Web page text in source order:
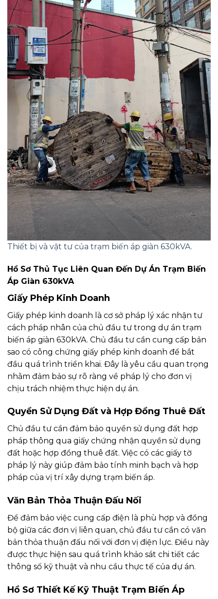
Thiết bị và vật tư của trạm biến áp giàn 630kVA.
Hồ Sơ Thủ Tục Liên Quan Đến Dự Án Trạm Biến
Áp Giàn 630kVA
Giấy Phép Kinh Doanh
Giấy phép kinh doanh là cơ sở pháp lý xác nhận tư
cách pháp nhân của chủ đầu tư trong dự án trạm
biến áp giàn 630kVA. Chủ đầu tư cần cung cấp bản
sao có công chứng giấy phép kinh doanh để bắt
đầu quá trình triển khai. Đây là yêu cầu quan trọng
nhằm đảm bảo sự rõ ràng về pháp lý cho đơn vị
chịu trách nhiệm thực hiện dự án.
Quyền Sử Dụng Đất và Hợp Đồng Thuê Đất
Chủ đầu tư cần đảm bảo quyền sử dụng đất hợp
pháp thông qua giấy chứng nhận quyền sử dụng
đất hoặc hợp đồng thuê đất. Việc có các giấy tờ
pháp lý này giúp đảm bảo tính minh bạch và hợp
pháp của vị trí xây dựng trạm biến áp.
Văn Bản Thỏa Thuận Đấu Nối
Để đảm bảo việc cung cấp điện là phù hợp và đồng
bộ giữa các đơn vị liên quan, chủ đầu tư cần có văn
bản thỏa thuận đấu nối với đơn vị điện lực. Điều này
được thực hiện sau quá trình khảo sát chi tiết các
thông số kỹ thuật và nhu cầu thực tế của dự án.
Hồ Sơ Thiết Kế Kỹ Thuật Trạm Biến Áp